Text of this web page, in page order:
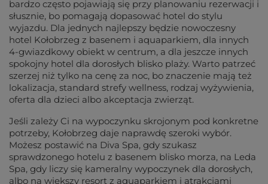
bardzo często pojawiają się przy planowaniu rezerwacji i
słusznie, bo pomagają dopasować hotel do stylu
wyjazdu. Dla jednych najlepszy będzie nowoczesny
hotel Kołobrzeg z basenem i aquaparkiem, dla innych
4-gwiazdkowy obiekt w centrum, a dla jeszcze innych
spokojny hotel dla dorosłych blisko plaży. Warto patrzeć
szerzej niż tylko na cenę za noc, bo znaczenie mają też
lokalizacja, standard strefy wellness, rodzaj wyżywienia,
oferta dla dzieci albo akceptacja zwierząt.
Jeśli zależy Ci na wypoczynku skrojonym pod konkretne
potrzeby, Kołobrzeg daje naprawdę szeroki wybór.
Możesz postawić na Diva Spa, gdy szukasz
sprawdzonego hotelu z basenem blisko morza, na Leda
Spa, gdy liczy się kameralny wypoczynek dla dorosłych,
albo na większy resort z aquaparkiem i atrakcjami